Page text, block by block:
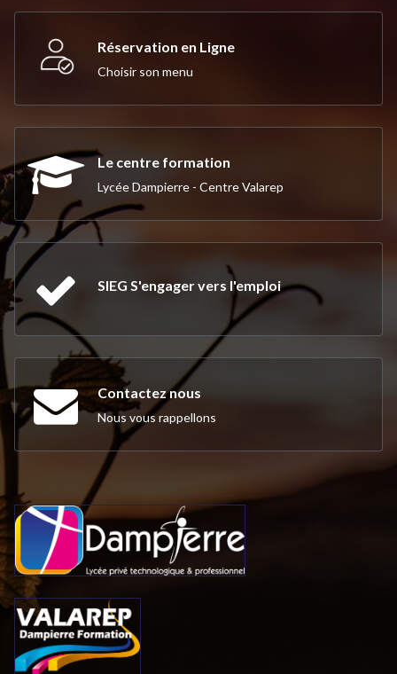
Réservation en Ligne
Choisir son menu
Le centre formation
Lycée Dampierre - Centre Valarep
SIEG S'engager vers l'emploi
Contactez nous
Nous vous rappellons